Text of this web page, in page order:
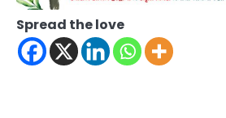
Spread the love